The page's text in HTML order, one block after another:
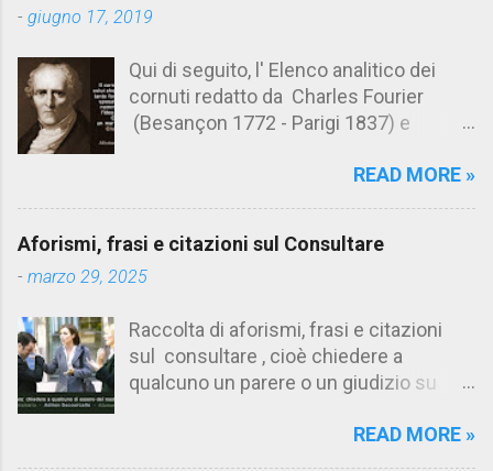
t
- giugno 17, 2019
Qui di seguito, l' Elenco analitico dei
cornuti redatto da Charles Fourier
(Besançon 1772 - Parigi 1837) e
Aforismario trovi anche una raccolta di
cornuto pretenzioso: colui che ritiene
sua moglie tanto fortunata, per averlo
ammettere l'idea del tradimento. Ciò lo
rende un marito assai comodo.
(Charles Fourier) Elenco analitico dei
ca. 1808 (postumo 1856) Traduzione
italiana da Il Borghese - Volume 29,
READ MORE »
Aforismi, frasi e citazioni sul Consultare
- marzo 29, 2025
Raccolta di aforismi, frasi e citazioni
sul consultare , cioè chiedere a
qualcuno un parere o un giudizio su
fanno riferimento anche allaREAD MORE »